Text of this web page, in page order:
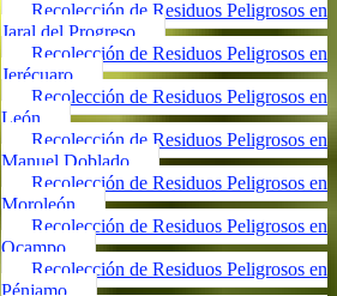
Recolección de Residuos Peligrosos en
Jaral del Progreso
Recolección de Residuos Peligrosos en
Jerécuaro
Recolección de Residuos Peligrosos en
León
Recolección de Residuos Peligrosos en
Manuel Doblado
Recolección de Residuos Peligrosos en
Moroleón
Recolección de Residuos Peligrosos en
Ocampo
Recolección de Residuos Peligrosos en
Pénjamo